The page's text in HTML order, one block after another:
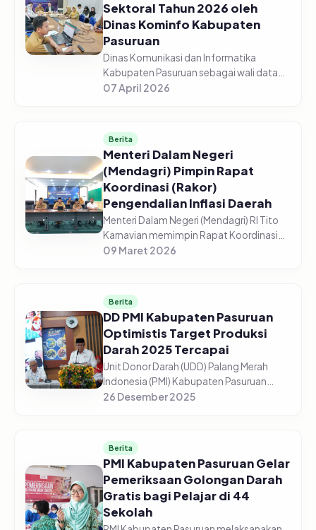
Sektoral Tahun 2026 oleh
Dinas Kominfo Kabupaten
Pasuruan
Dinas Komunikasi dan Informatika
Kabupaten Pasuruan sebagai wali data
mengadakan Diskusi Bersama Tentang
07 April 2026
Berita
Menteri Dalam Negeri
(Mendagri) Pimpin Rapat
Koordinasi (Rakor)
Pengendalian Inflasi Daerah
Menteri Dalam Negeri (Mendagri) RI Tito
Karnavian memimpin Rapat Koordinasi
(Rakor) Pengendalian Inflasi Daerah dari
09 Maret 2026
Berita
DD PMI Kabupaten Pasuruan
Optimistis Target Produksi
Darah 2025 Tercapai
Unit Donor Darah (UDD) Palang Merah
Indonesia (PMI) Kabupaten Pasuruan
optimistis target produksi darah tahun
dar...
26 Desember 2025
Berita
PMI Kabupaten Pasuruan Gelar
Pemeriksaan Golongan Darah
Gratis bagi Pelajar di 44
Sekolah